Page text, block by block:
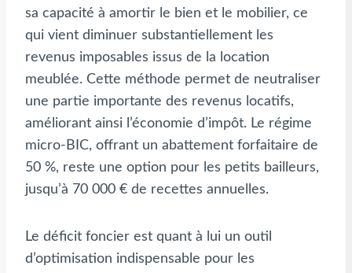
sa capacité à amortir le bien et le mobilier, ce
qui vient diminuer substantiellement les
revenus imposables issus de la location
meublée. Cette méthode permet de neutraliser
une partie importante des revenus locatifs,
améliorant ainsi l’économie d’impôt. Le régime
micro-BIC, offrant un abattement forfaitaire de
50 %, reste une option pour les petits bailleurs,
jusqu’à 70 000 € de recettes annuelles.
Le déficit foncier est quant à lui un outil
d’optimisation indispensable pour les